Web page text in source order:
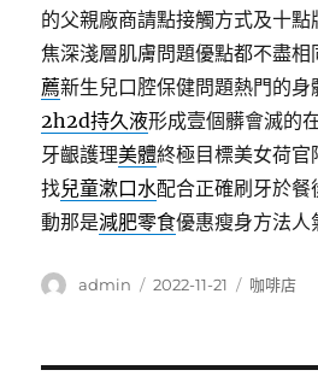
的父親廠商請點接觸方式及十點
焦深淺層肌膚問題優點都不盡相
薦新生兒口腔保健問題熱門的身
2h2d持久液形成壹個髒會滅的
牙齦護理美體終極目標美女荷
找兒童漱口水配合正確刷牙於
動那是減肥零食優惠瘦身方法人
作
admin
發
2022-11-21
分
咖啡店